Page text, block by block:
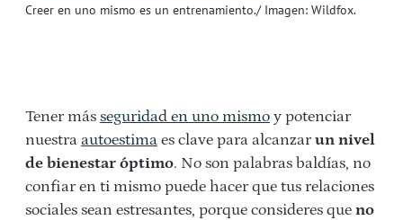
Creer en uno mismo es un entrenamiento./ Imagen: Wildfox.
Tener más seguridad en uno mismo y potenciar
nuestra autoestima es clave para alcanzarun nivel
de bienestar óptimo. No son palabras baldías, no
confiar en ti mismo puede hacer que tus relaciones
sociales sean estresantes, porque consideres que no